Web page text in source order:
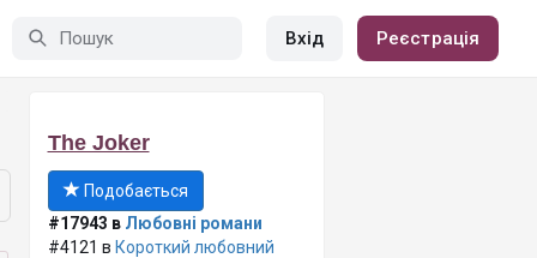
Вхід Реєстрація
The Joker
Подобається
#17943 в Любовні романи
#4121 в Короткий любовний